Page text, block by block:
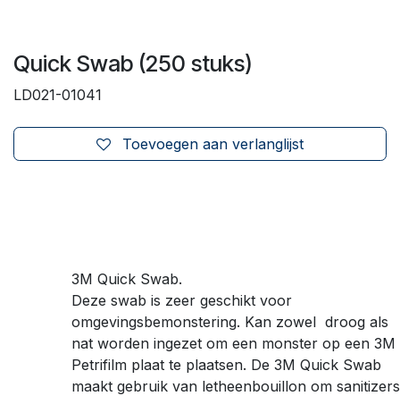
Quick Swab (250 stuks)
LD021-01041
Toevoegen aan verlanglijst
3M Quick Swab.
Deze swab is zeer geschikt voor
omgevingsbemonstering. Kan zowel droog als
nat worden ingezet om een monster op een 3M
Petrifilm plaat te plaatsen. De 3M Quick Swab
maakt gebruik van letheenbouillon om sanitizers